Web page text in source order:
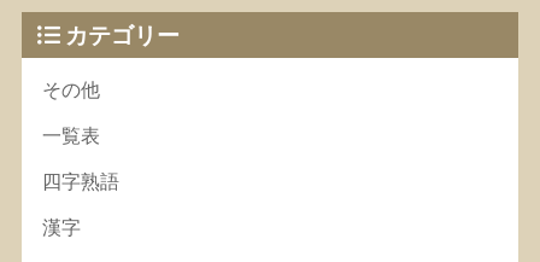
カテゴリー
その他
一覧表
四字熟語
漢字